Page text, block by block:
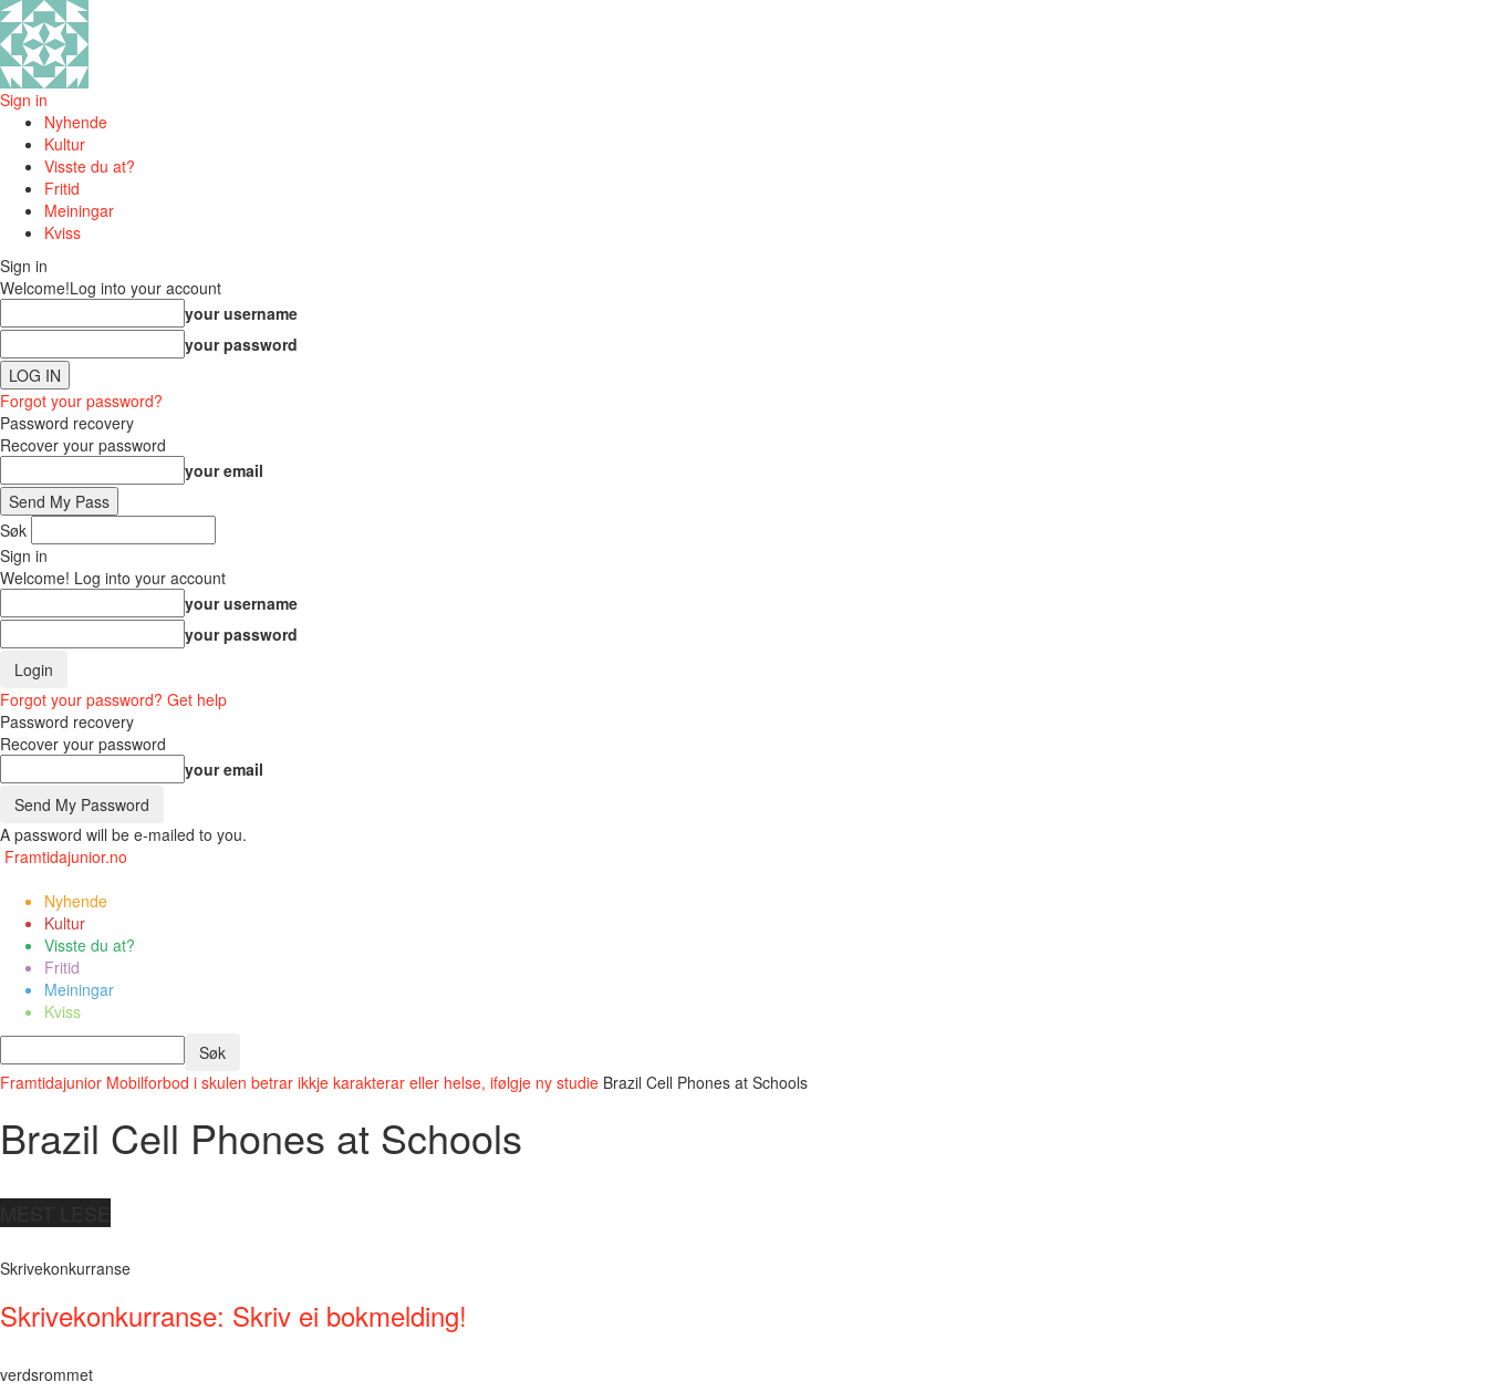
Sign in
Nyhende
Kultur
Visste du at?
Fritid
Meiningar
Kviss
Sign in
Welcome!Log into your account
your username
your password
Forgot your password?
Password recovery
Recover your password
your email
Søk
Sign in
Welcome! Log into your account
your username
your password
Forgot your password? Get help
Password recovery
Recover your password
your email
A password will be e-mailed to you.
Framtidajunior.no
Nyhende
Kultur
Visste du at?
Fritid
Meiningar
Kviss
Framtidajunior Mobilforbod i skulen betrar ikkje karakterar eller helse, ifølgje ny studie Brazil Cell Phones at Schools
Brazil Cell Phones at Schools
Skrivekonkurranse
Skrivekonkurranse: Skriv ei bokmelding!
verdsrommet